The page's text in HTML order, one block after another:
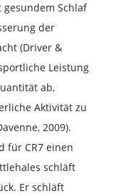
Schlaf
der
(Driver &
Leistung
ab,
Aktivität zu
2009).
für CR7 einen
schläft
Er schläft